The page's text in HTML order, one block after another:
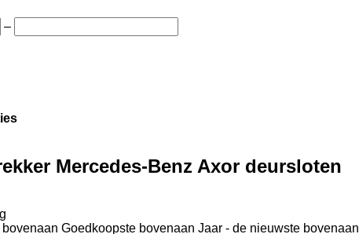
–
Mercedes-Benz Axor deursloten
bovenaan Goedkoopste bovenaan Jaar - de nieuwste bovenaan